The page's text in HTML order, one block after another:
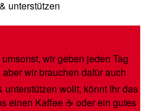
wir geben jeden Tag
wir brauchen dafür auch
unterstützen wollt, könnt Ihr das
einen Kaffee ☕️ oder ein gutes